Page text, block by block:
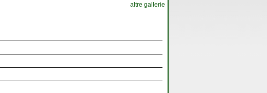
altre gallerie